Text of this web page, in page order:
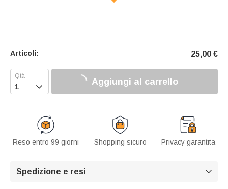
Articoli: 25,00 €
 Aggiungi al carrello
Reso entro 99 giorni Shopping sicuro Privacy garantita
Spedizione e resi 